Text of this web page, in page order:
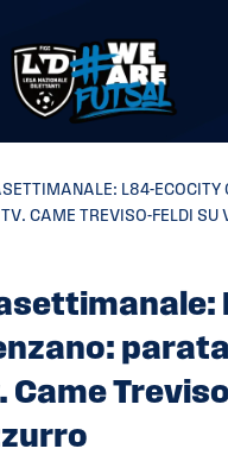
L84-ECOCITY
CAME TREVISO-FELDI SU
Came